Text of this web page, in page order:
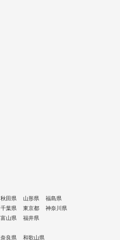
秋田県 山形県
福島県
千葉県 東京都
神奈川県
富山県
福井県
奈良県 和歌山県